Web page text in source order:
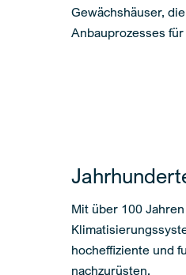
Gewächshäuser,
Anbauprozesses
Mit über 100
hocheffiziente und
nachzurüsten.